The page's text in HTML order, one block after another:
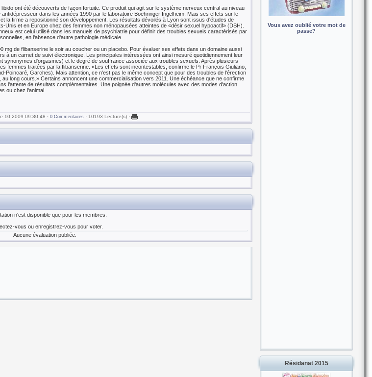
ont été découverts de façon fortuite. Ce produit qui agit sur le système nerveux central au niveau
dans les années 1990 par le laboratoire Boehringer Ingelheim. Mais ses effets sur le
la firme a repositionné son développement. Les résultats dévoilés à Lyon sont issus d'études de
et en Europe chez des femmes non ménopausées atteintes de «désir sexuel hypoactif» (DSH).
est celui utilisé dans les manuels de psychiatrie pour définir des troubles sexuels caractérisés par
en l'absence d'autre pathologie médicale.
mg de flibanserine le soir au coucher ou un placebo. Pour évaluer ses effets dans un domaine aussi
à un carnet de suivi électronique. Les principales intéressées ont ainsi mesuré quotidiennement leur
d'orgasmes) et le degré de souffrance associée aux troubles sexuels. Après plusieurs
femmes traitées par la flibanserine. «Les effets sont incontestables, confirme le Pr François Giuliano,
Poincaré, Garches). Mais attention, ce n'est pas le même concept que pour des troubles de l'érection
long cours.» Certains annoncent une commercialisation vers 2011. Une échéance que ne confirme
l'attente de résultats complémentaires. Une poignée d'autres molécules avec des modes d'action
ou chez l'animal.
10 2009 09:30:48 · 0 Commentaires · 10193 Lecture(s) ·
n'est disponible que pour les membres.
vous ou enregistrez-vous pour voter.
Aucune évaluation publiée.
Vous avez oublié votre mot de
passe?
Résidanat 2015